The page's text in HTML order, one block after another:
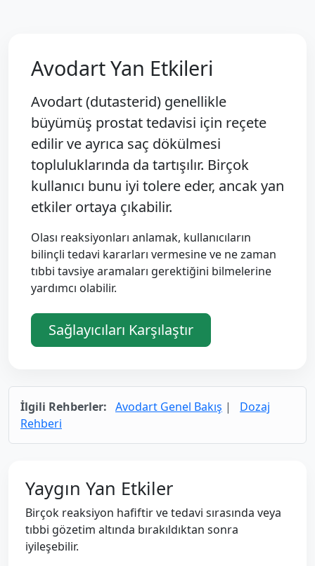
Avodart Yan Etkileri
Avodart (dutasterid) genellikle
büyümüş prostat tedavisi için reçete
edilir ve ayrıca saç dökülmesi
topluluklarında da tartışılır. Birçok
kullanıcı bunu iyi tolere eder, ancak yan
etkiler ortaya çıkabilir.
Olası reaksiyonları anlamak, kullanıcıların
bilinçli tedavi kararları vermesine ve ne zaman
tıbbi tavsiye aramaları gerektiğini bilmelerine
yardımcı olabilir.
Sağlayıcıları Karşılaştır
İlgili Rehberler: Avodart Genel Bakış |
Dozaj
Rehberi
Yaygın Yan Etkiler
Birçok reaksiyon hafiftir ve tedavi sırasında veya
tıbbi gözetim altında bırakıldıktan sonra
iyileşebilir.